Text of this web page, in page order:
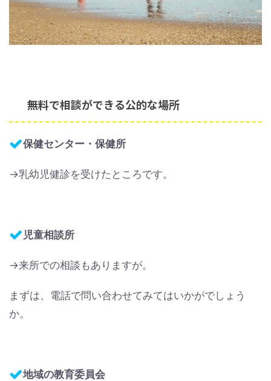
無料で相談ができる公的な場所
保健センター・保健所
→乳幼児健診を受けたところです。
児童相談所
→来所での相談もありますが。
まずは、電話で問い合わせてみてはいかがでしょう
か。
地域の教育委員会